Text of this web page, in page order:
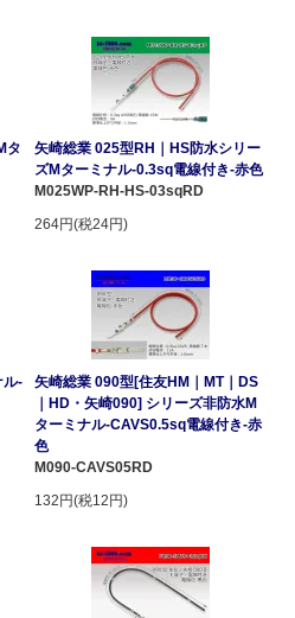
タ
矢崎総業 025型RH｜HS防水シリー
ズMターミナル-0.3sq電線付き-赤色
M025WP-RH-HS-03sqRD
264円(税24円)
ル-
矢崎総業 090型[住友HM｜MT｜DS
｜HD・矢崎090] シリーズ非防水M
ターミナル-CAVS0.5sq電線付き-赤
色
M090-CAVS05RD
132円(税12円)